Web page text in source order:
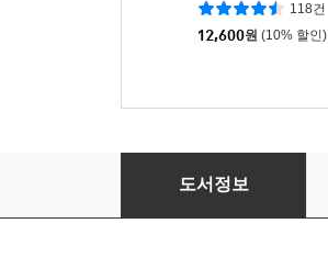
118건
12,600원 (10% 할인)
정복자들
도서정보